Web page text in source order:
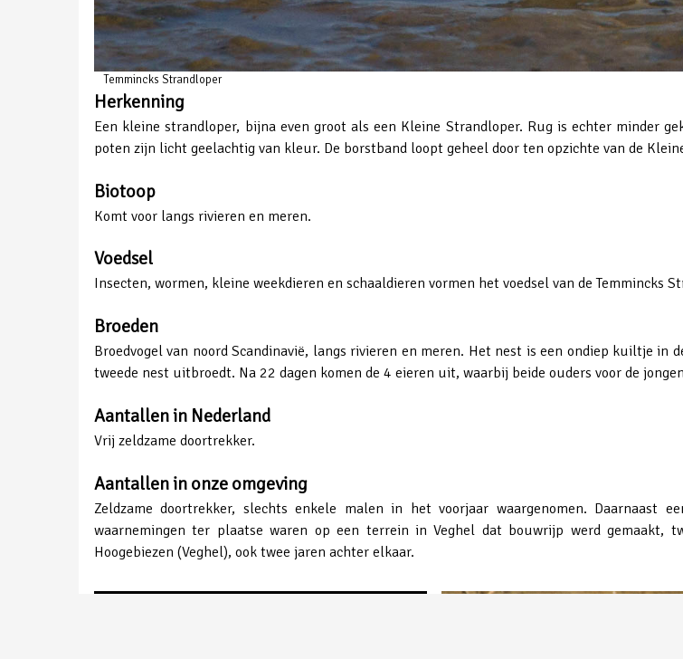
Temmincks Strandloper
Herkenning
Een kleine strandloper, bijna even groot als een Kleine Strandloper. Rug is echter minder
poten zijn licht geelachtig van kleur. De borstband loopt geheel door ten opzichte van de
Biotoop
Komt voor langs rivieren en meren.
Voedsel
Insecten, wormen, kleine weekdieren en schaaldieren vormen het voedsel van de Temmincks
Broeden
Broedvogel van noord Scandinavië, langs rivieren en meren. Het nest is een ondiep kuiltje
tweede nest uitbroedt. Na 22 dagen komen de 4 eieren uit, waarbij beide ouders voor de
Aantallen in Nederland
Vrij zeldzame doortrekker.
Aantallen in onze omgeving
Zeldzame doortrekker, slechts enkele malen in het voorjaar waargenomen.
waarnemingen ter plaatse waren op een terrein in Veghel dat bouwrijp werd gemaakt,
Hoogebiezen (Veghel), ook twee jaren achter elkaar.